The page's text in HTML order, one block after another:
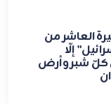
العاشر من
إلّا
كلّ شبر وأرض